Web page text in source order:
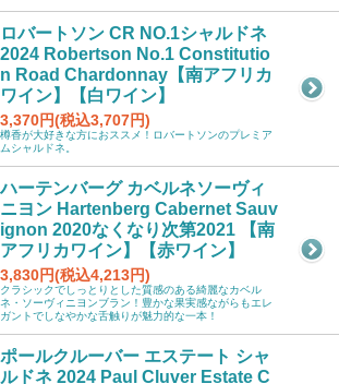
ロバートソン CR NO.1シャルドネ
2024 Robertson No.1 Constitutio
n Road Chardonnay【南アフリカ
ワイン】【白ワイン】
3,370円(税込3,707円)
樽香が大好きな方におススメ！ロバートソンのプレミア
ムシャルドネ。
ハーテンバーグ カベルネソーヴィ
ニヨン Hartenberg Cabernet Sauv
ignon 2020なくなり次第2021 【南
アフリカワイン】【赤ワイン】
3,830円(税込4,213円)
クラシックでしっとりとした質感のある綺麗なカベル
ネ・ソーヴィニヨンブラン！豊かな果実感ながらもエレ
ガントでしなやかな舌触りが魅力的な一本！
ポールクルーバー エステート シャ
ルドネ 2024 Paul Cluver Estate C